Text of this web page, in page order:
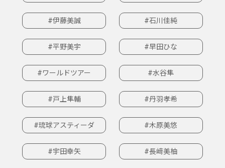
#伊藤美誠 #石川佳純
#平野美宇 #早田ひな
#ワールドツアー #水谷隼
#戸上隼輔 #丹羽孝希
#琉球アスティーダ #木原美悠
#宇田幸矢 #長﨑美柚